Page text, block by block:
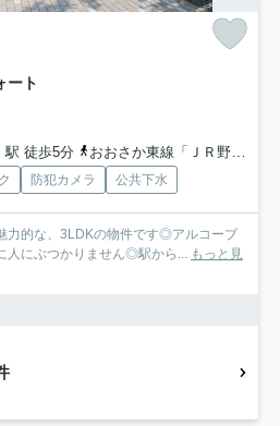
ート
駅 徒歩5分
おおさか東線「ＪＲ野江」駅 徒歩6分
防犯カメラ 公共下水
力的な、3LDKの物件です◎アルコーブ
人にぶつかりません◎駅から... もっと見